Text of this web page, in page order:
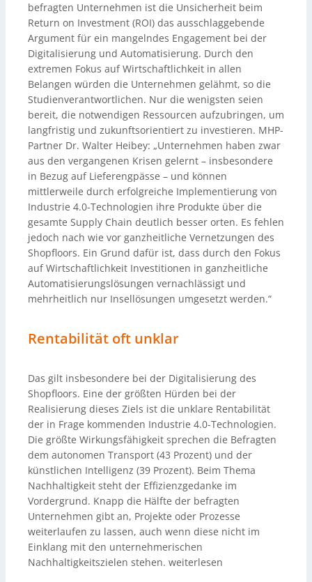
befragten Unternehmen ist die Unsicherheit beim
Return on Investment (ROI) das ausschlaggebende
Argument für ein mangelndes Engagement bei der
Digitalisierung und Automatisierung. Durch den
extremen Fokus auf Wirtschaftlichkeit in allen
Belangen würden die Unternehmen gelähmt, so die
Studienverantwortlichen. Nur die wenigsten seien
bereit, die notwendigen Ressourcen aufzubringen, um
langfristig und zukunftsorientiert zu investieren. MHP-
Partner Dr. Walter Heibey: „Unternehmen haben zwar
aus den vergangenen Krisen gelernt – insbesondere
in Bezug auf Lieferengpässe – und können
mittlerweile durch erfolgreiche Implementierung von
Industrie 4.0-Technologien ihre Produkte über die
gesamte Supply Chain deutlich besser orten. Es fehlen
jedoch nach wie vor ganzheitliche Vernetzungen des
Shopfloors. Ein Grund dafür ist, dass durch den Fokus
auf Wirtschaftlichkeit Investitionen in ganzheitliche
Automatisierungslösungen vernachlässigt und
mehrheitlich nur Insellösungen umgesetzt werden.“
Rentabilität oft unklar
Das gilt insbesondere bei der Digitalisierung des
Shopfloors. Eine der größten Hürden bei der
Realisierung dieses Ziels ist die unklare Rentabilität
der in Frage kommenden Industrie 4.0-Technologien.
Die größte Wirkungsfähigkeit sprechen die Befragten
dem autonomen Transport (43 Prozent) und der
künstlichen Intelligenz (39 Prozent). Beim Thema
Nachhaltigkeit steht der Effizienzgedanke im
Vordergrund. Knapp die Hälfte der befragten
Unternehmen gibt an, Projekte oder Prozesse
weiterlaufen zu lassen, auch wenn diese nicht im
Einklang mit den unternehmerischen
Nachhaltigkeitszielen stehen. weiterlesen